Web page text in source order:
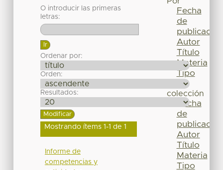
O introducir las primeras
letras:
Ordenar por:
Orden:
Resultados:
Mostrando ítems 1-1 de 1
Informe de
competencias y
Fecha
de
publicación
Autor
Título
Materia
Tipo
colección
Fecha
de
publicación
Autor
Título
Materia
Tipo